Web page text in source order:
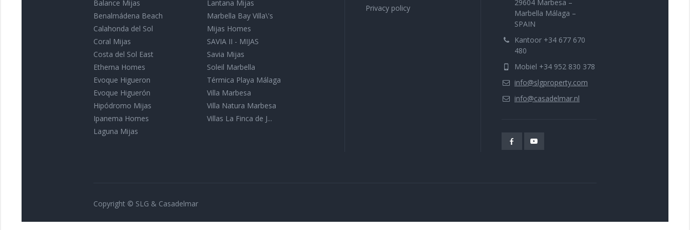
Balance Mijas
Benalmádena Beach
Calahonda del Sol
Coral Mijas
Costa del Sol East
Etherna Homes
Evoque Higueron
Evoque Higuerón
Hipódromo Mijas
Ipanema Homes
Laguna Mijas
Lantana Mijas
Marbella Bay Villa\'s
Mijas Homes
SAVIA II - MIJAS
Savia Mijas
Soleil Marbella
Térmica Playa Málaga
Villa Marbesa
Villa Natura Marbesa
Villas La Finca de J...
Privacy policy
29604 Marbesa –
Marbella Málaga –
SPAIN
Kantoor +34 677 670
480
Mobiel +34 952 830 378
info@slgproperty.com
info@casadelmar.nl
Copyright © SLG & Casadelmar